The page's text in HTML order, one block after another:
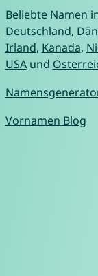
Beliebte Namen
Deutschland,
Irland, Kanada,
USAund
Vornamen Blog